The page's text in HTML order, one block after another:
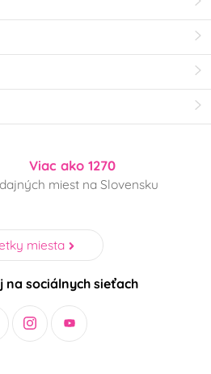
Viac ako 1270
miest na Slovensku
miesta
na sociálnych sieťach